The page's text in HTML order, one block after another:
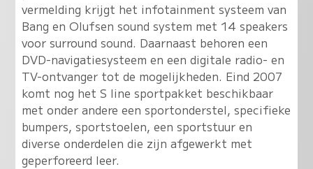
vermelding krijgt het infotainment systeem van
Bang en Olufsen sound system met 14 speakers
voor surround sound. Daarnaast behoren een
DVD-navigatiesysteem en een digitale radio- en
TV-ontvanger tot de mogelijkheden. Eind 2007
komt nog het S line sportpakket beschikbaar
met onder andere een sportonderstel, specifieke
bumpers, sportstoelen, een sportstuur en
diverse onderdelen die zijn afgewerkt met
geperforeerd leer.